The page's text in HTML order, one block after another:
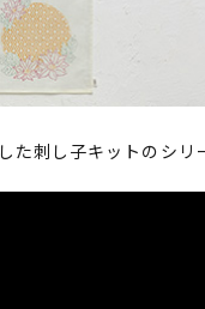
た刺し子キットのシ